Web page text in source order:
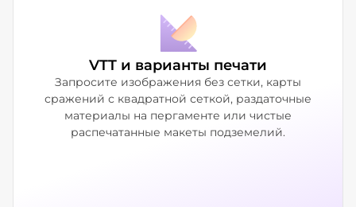
VTT и варианты печати
Запросите изображения без сетки, карты
сражений с квадратной сеткой, раздаточные
материалы на пергаменте или чистые
распечатанные макеты подземелий.